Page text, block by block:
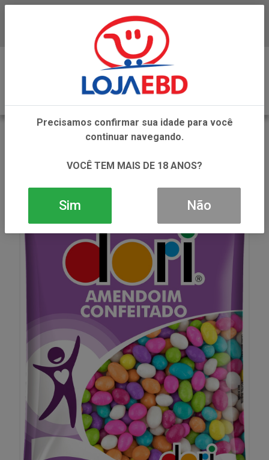
Baixe já nosso APP
SNACKS
AMENDOINS
Precisamos confirmar sua idade para você
continuar navegando.
VOCÊ TEM MAIS DE 18 ANOS?
Sim Não